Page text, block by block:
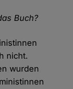
Buch?
nicht.
wurden